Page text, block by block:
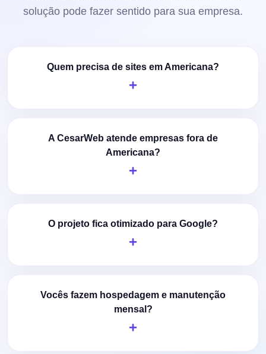
solução pode fazer sentido para sua empresa.
Quem precisa de sites em Americana?
A CesarWeb atende empresas fora de
Americana?
O projeto fica otimizado para Google?
Vocês fazem hospedagem e manutenção
mensal?